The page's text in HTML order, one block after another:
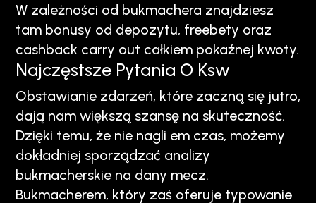
W zależności od bukmachera znajdziesz
tam bonusy od depozytu, freebety oraz
cashback carry out całkiem pokaźnej kwoty.
Najczęstsze Pytania O Ksw
Obstawianie zdarzeń, które zaczną się jutro,
dają nam większą szansę na skuteczność.
Dzięki temu, że nie nagli em czas, możemy
dokładniej sporządzać analizy
bukmacherskie na dany mecz.
Bukmacherem, który zaś oferuje typowanie